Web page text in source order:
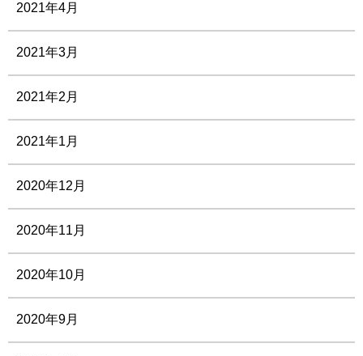
2021年4月
2021年3月
2021年2月
2021年1月
2020年12月
2020年11月
2020年10月
2020年9月